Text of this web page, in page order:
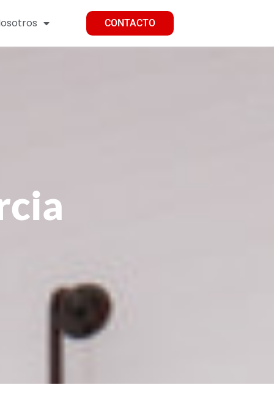
CONTACTO